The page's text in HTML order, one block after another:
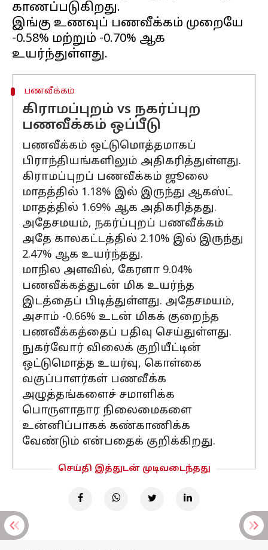
காணப்படுகிறது.
இங்கு உணவுப் பணவீக்கம் முறையே
-0.58% மற்றும் -0.70% ஆக
பணவீக்கம்
கிராமப்புறம் vs நகர்ப்புற
பணவீக்கம் ஒப்பீடு
பணவீக்கம் ஒட்டுமொத்தமாகப்
பிராந்தியங்களிலும் அதிகரித்துள்ளது.
கிராமப்புறப் பணவீக்கம் ஜூலை
மாதத்தில் 1.18% இல் இருந்து ஆகஸ்ட்
மாதத்தில் 1.69% ஆக அதிகரித்தது.
அதேசமயம், நகர்ப்புறப் பணவீக்கம்
அதே காலகட்டத்தில் 2.10% இல் இருந்து
2.47% ஆக உயர்ந்தது.
மாநில அளவில், கேரளா 9.04%
பணவீக்கத்துடன் மிக உயர்ந்த
இடத்தைப் பிடித்துள்ளது. அதேசமயம்,
அசாம் -0.66% உடன் மிகக் குறைந்த
பணவீக்கத்தைப் பதிவு செய்துள்ளது.
நுகர்வோர் விலைக் குறியீட்டின்
ஒட்டுமொத்த உயர்வு, கொள்கை
வகுப்பாளர்கள் பணவீக்க
அழுத்தங்களைச் சமாளிக்க
பொருளாதார நிலைமைகளை
உன்னிப்பாகக் கண்காணிக்க
வேண்டும் என்பதைக் குறிக்கிறது.
செய்தி இத்துடன் முடிவடைந்தது